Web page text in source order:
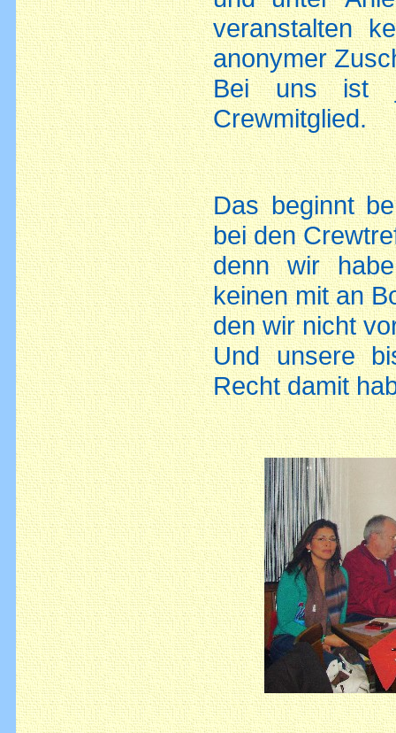
veranstalten
anonymer
Bei uns ist
Crewmitglied.
Das beginnt
bei den
denn wir
keinen mit an
den wir nicht
Und unsere
Recht damit